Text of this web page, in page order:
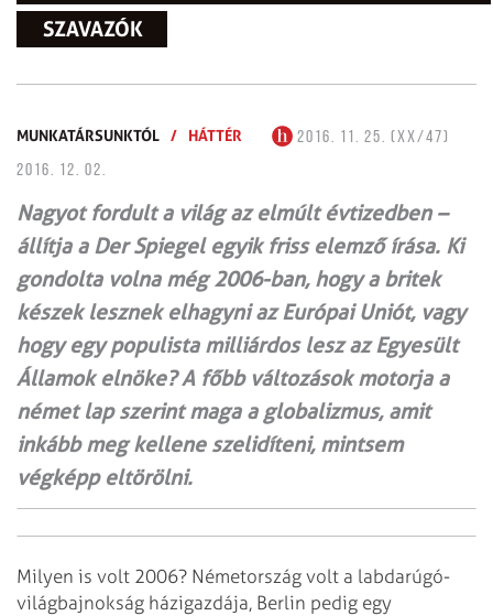
SZAVAZÓK
MUNKATÁRSUNKTÓL / HÁTTÉR
2016. 11. 25. (XX/47)
2016. 12. 02.
Nagyot fordult a világ az elmúlt évtizedben –
állítja a Der Spiegel egyik friss elemző írása. Ki
gondolta volna még 2006-ban, hogy a britek
készek lesznek elhagyni az Európai Uniót, vagy
hogy egy populista milliárdos lesz az Egyesült
Államok elnöke? A főbb változások motorja a
német lap szerint maga a globalizmus, amit
inkább meg kellene szelidíteni, mintsem
végképp eltörölni.
Milyen is volt 2006? Németország volt a labdarúgó-
világbajnokság házigazdája, Berlin pedig egy